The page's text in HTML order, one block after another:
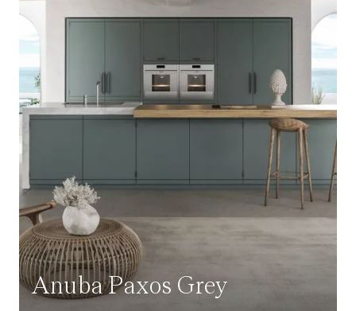
Anuba Paxos Grey